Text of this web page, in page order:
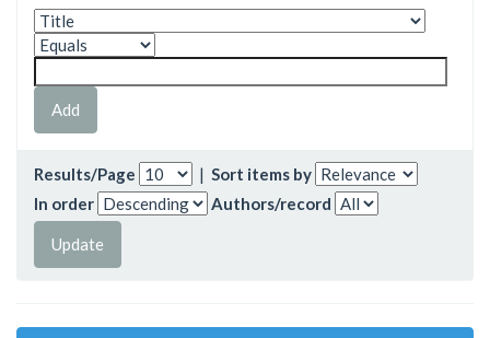
Results/Page | Sort items by
In order
Authors/record